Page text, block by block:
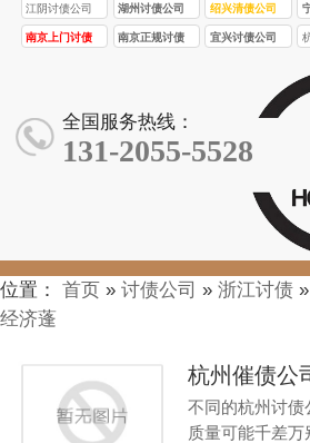
江阴讨债公司 湖州讨债公司 绍兴清债公司
南京上门讨债
南京正规讨债
宜兴讨债公司
全国服务热线：
131-2055-5528
位置： 首页 » 讨债公司 » 浙江讨债 »
经济蓬
杭州催债公
不同的杭州讨债
质量可能千差